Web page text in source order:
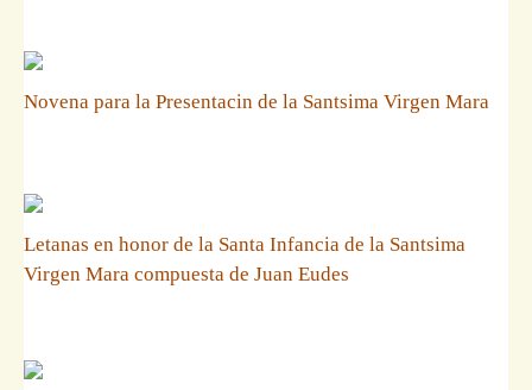
Novena para la Presentacin de la Santsima Virgen Mara
Letanas en honor de la Santa Infancia de la Santsima
Virgen Mara compuesta de Juan Eudes